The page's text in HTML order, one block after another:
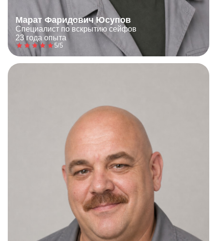
Марат Фаридович Юсупов
Специалист по вскрытию сейфов
23 года опыта
5/5